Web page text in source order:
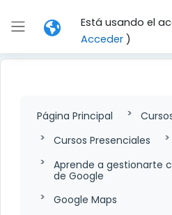
Panel lateral
Está usando el
Acceder)
Página Principal
Cursos Presenciales
Aprende a gestionarte
de Google
Google Maps